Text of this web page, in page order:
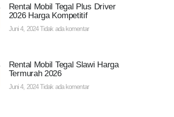
Rental Mobil Tegal Plus Driver
2026 Harga Kompetitif
Juni 4, 2024Tidak ada komentar
Rental Mobil Tegal Slawi Harga
Termurah 2026
Juni 4, 2024Tidak ada komentar